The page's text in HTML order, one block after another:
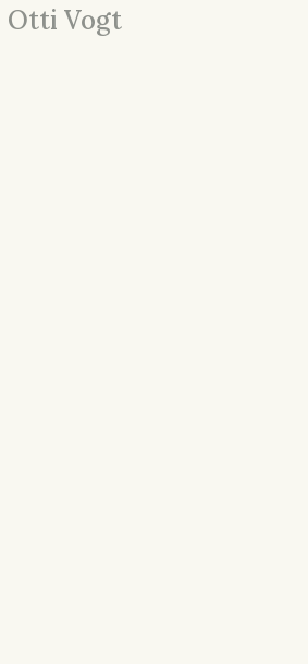
Otti Vogt